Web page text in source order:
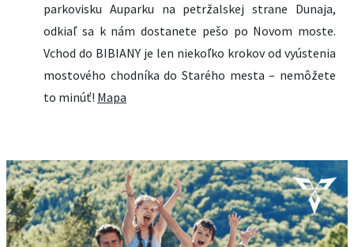
parkovisku Auparku na petržalskej strane Dunaja,
odkiaľ sa k nám dostanete pešo po Novom moste.
Vchod do BIBIANY je len niekoľko krokov od vyústenia
mostového chodníka do Starého mesta – nemôžete
to minúť! Mapa